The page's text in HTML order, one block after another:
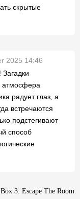
скрытые
2025 14:46
Загадки
атмосфера
радует глаз, а
встречаются
подстегивают
способ
3: Escape The Room